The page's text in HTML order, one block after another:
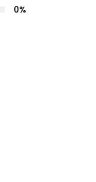
0%